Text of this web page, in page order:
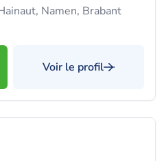
Namen, Brabant
Voir le profil